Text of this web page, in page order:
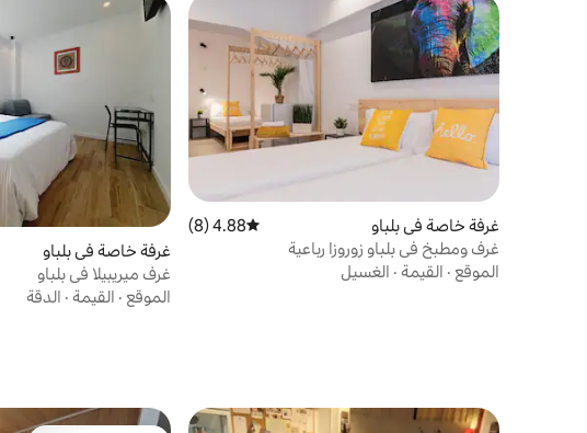
غرفة خاصة في بلباو متوسط التقييم 4.88 من 5، 8 مراجعات
4.88 (8)
غرف ومطبخ في بلباو زوروزا رباعية
الموقع · القيمة · الغسيل
غرفة خاصة في بلباو
غرف ميريبيلا في بلباو
الموقع · القيمة · الدقة